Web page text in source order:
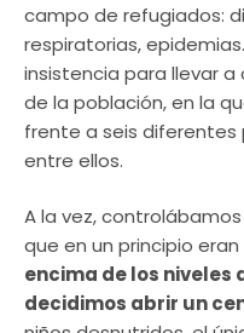
campo de refugiados:
respiratorias,
insistencia para llevar
de la población, en la
frente a seis diferentes
entre ellos.
A la vez, controlábamos
que en un principio
encima de los
decidimos abrir un